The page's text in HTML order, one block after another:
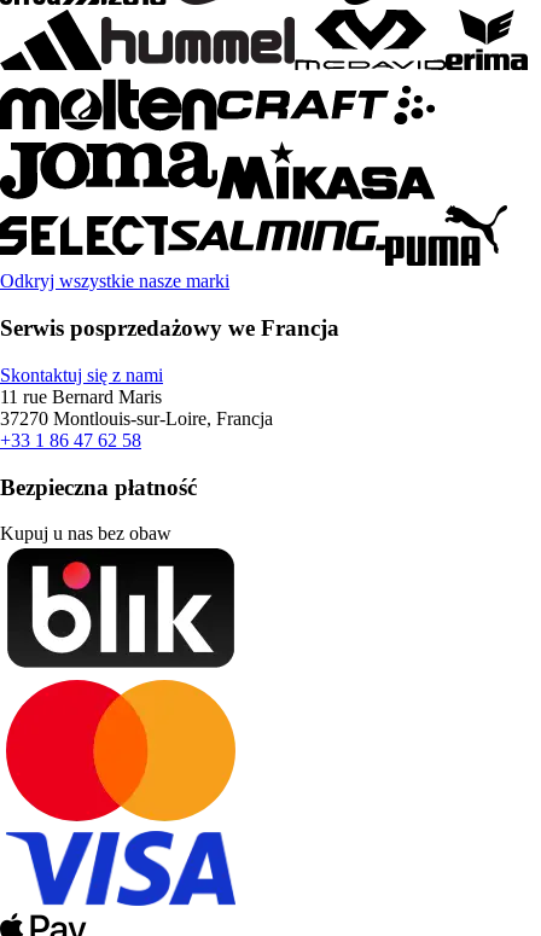
Odkryj wszystkie nasze marki
Serwis posprzedażowy we Francja
Skontaktuj się z nami
11 rue Bernard Maris
37270 Montlouis-sur-Loire, Francja
+33 1 86 47 62 58
Bezpieczna płatność
Kupuj u nas bez obaw